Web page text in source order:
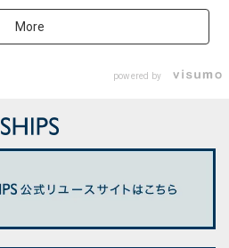
More
powered by